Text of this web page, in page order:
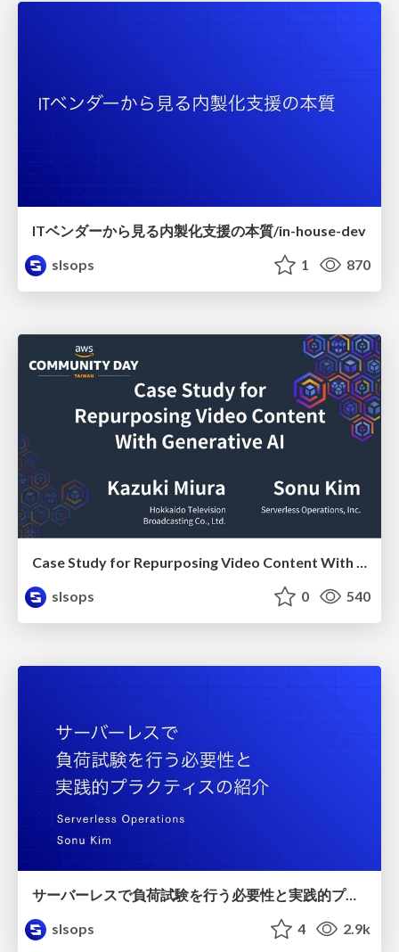
ITベンダーから見る内製化支援の本質/in-house-dev
slsops
1 870
Case Study for Repurposing Video Content With Generative AI / AWS Community Day Taiwan 2024
slsops
0 540
サーバーレスで負荷試験を行う必要性と実践的プラクティスの紹介/slsdays-tokyo-2023
slsops
4 2.9k